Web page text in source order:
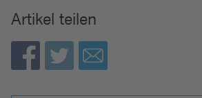
Artikel teilen